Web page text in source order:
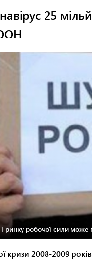
25
ринку робочої сили
кризи 2008-2009